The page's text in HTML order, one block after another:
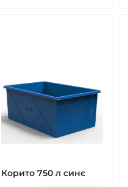
Корито 750 л синє